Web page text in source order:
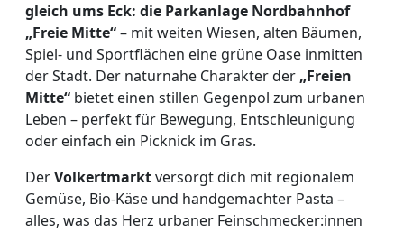
gleich ums Eck: die Parkanlage Nordbahnhof
„Freie Mitte“– mit weiten Wiesen, alten Bäumen,
Spiel- und Sportflächen eine grüne Oase inmitten
der Stadt. Der naturnahe Charakter der „Freien
Mitte“ bietet einen stillen Gegenpol zum urbanen
Leben – perfekt für Bewegung, Entschleunigung
oder einfach ein Picknick im Gras.
DerVolkertmarktversorgt dich mit regionalem
Gemüse, Bio-Käse und handgemachter Pasta –
alles, was das Herz urbaner Feinschmecker:innen